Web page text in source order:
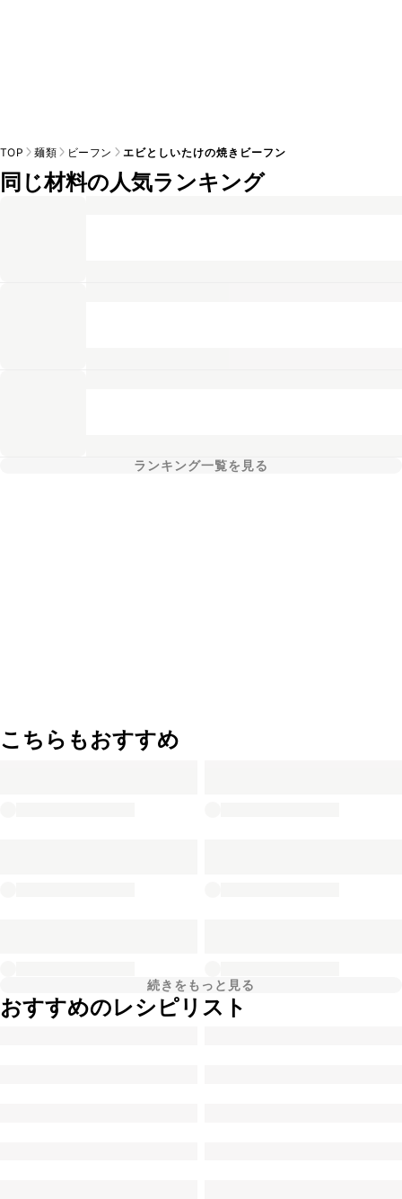
TOP 麺類 ビーフン エビとしいたけの焼きビーフン
同じ材料の人気ランキング
ランキング一覧を見る
こちらもおすすめ
続きをもっと見る
おすすめのレシピリスト